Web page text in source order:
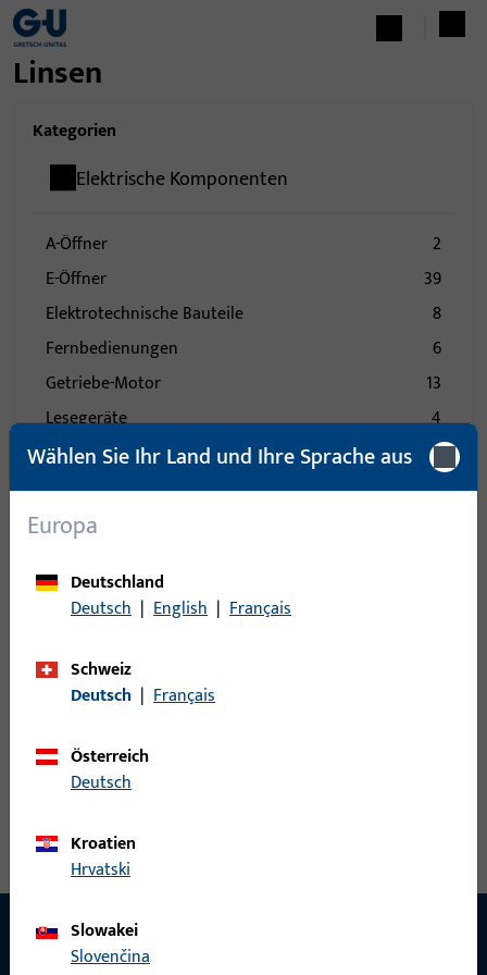
Linsen
Kategorien
Elektrische Komponenten
A-Öffner
2
E-Öffner
39
Elektrotechnische Bauteile
8
Fernbedienungen
6
Getriebe-Motor
13
Lesegeräte
4
Sender
6
Sensoren
33
Steuerungen
Zubehör elektrisch
Wählen Sie Ihr Land und Ihre Sprache aus
Europa
Deutschland
Deutsch | English | Français
Schweiz
Deutsch | Français
Österreich
Deutsch
Kroatien
Hrvatski
Slowakei
Slovenčina